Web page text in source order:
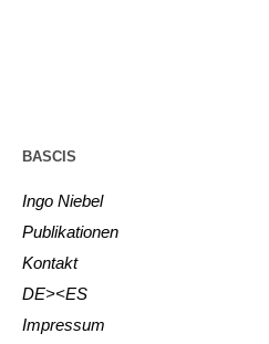
BASCIS
Ingo Niebel
Publikationen
Kontakt
DE><ES
Impressum